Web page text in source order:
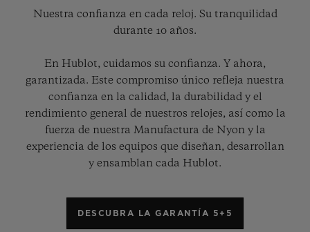
Nuestra confianza en cada reloj. Su tranquilidad
durante 10 años.
En Hublot, cuidamos su confianza. Y ahora,
garantizada. Este compromiso único refleja nuestra
confianza en la calidad, la durabilidad y el
rendimiento general de nuestros relojes, así como la
fuerza de nuestra Manufactura de Nyon y la
experiencia de los equipos que diseñan, desarrollan
y ensamblan cada Hublot.
DESCUBRA LA GARANTÍA 5+5